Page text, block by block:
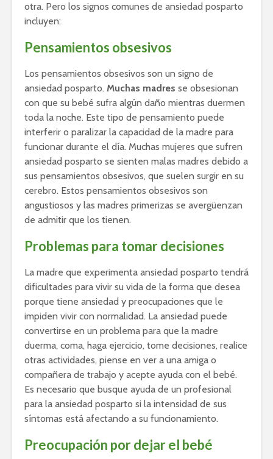
otra. Pero los signos comunes de ansiedad posparto
incluyen:
Pensamientos obsesivos
Los pensamientos obsesivos son un signo de
ansiedad posparto. Muchas madres se obsesionan
con que su bebé sufra algún daño mientras duermen
toda la noche. Este tipo de pensamiento puede
interferir o paralizar la capacidad de la madre para
funcionar durante el día. Muchas mujeres que sufren
ansiedad posparto se sienten malas madres debido a
sus pensamientos obsesivos, que suelen surgir en su
cerebro. Estos pensamientos obsesivos son
angustiosos y las madres primerizas se avergüenzan
de admitir que los tienen.
Problemas para tomar decisiones
La madre que experimenta ansiedad posparto tendrá
dificultades para vivir su vida de la forma que desea
porque tiene ansiedad y preocupaciones que le
impiden vivir con normalidad. La ansiedad puede
convertirse en un problema para que la madre
duerma, coma, haga ejercicio, tome decisiones, realice
otras actividades, piense en ver a una amiga o
compañera de trabajo y acepte ayuda con el bebé.
Es necesario que busque ayuda de un profesional
para la ansiedad posparto si la intensidad de sus
síntomas está afectando a su funcionamiento.
Preocupación por dejar el bebé